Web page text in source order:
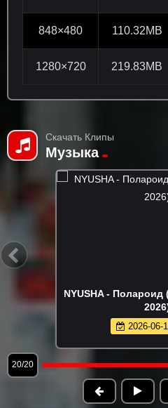
848×480 110.32MB
1280×720 219.83MB
Скачать Клипы
Музыка
Рустам Нахушев -
клипа
2026-05-
1/20